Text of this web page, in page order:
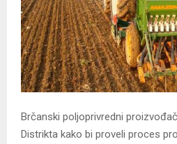
Brčanski poljoprivredni
Distrikta kako bi proveli proces